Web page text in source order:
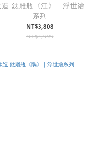
造 鈦雕瓶《江》｜浮世繪
系列
NT$3,808
NT$4,999